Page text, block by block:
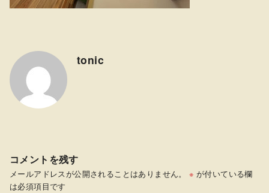
tonic
コメントを残す
メールアドレスが公開されることはありません。 ※ が付いている欄
は必須項目です